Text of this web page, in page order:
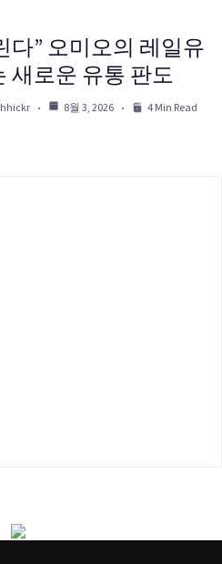
다” 오미오의 레일유
새로운 유통 판도
8월 3, 2026 4 Min Read